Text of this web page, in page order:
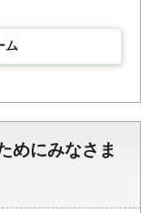
ム
めにみなさま